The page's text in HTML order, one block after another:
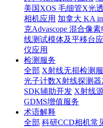
美国XOS 毛细管X光
相机应用 加拿大 KA
克Advascope 混合像
线测试模体及平移台
仪应用
检测服务
全部 X射线无损检测
光子计数X射线探测器
SDK辅助开发 X射线
GDMS增值服务
术语解释
全部 科研CCD相机常